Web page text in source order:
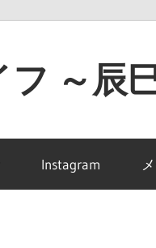
フ ～辰
Instagram